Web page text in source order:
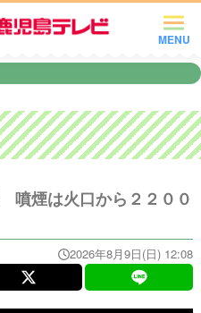
MENU
煙は火口から２２００
2026年8月9日(日) 12:08